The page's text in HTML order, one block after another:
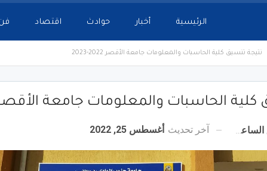
الرئيسية أخبار حوادث اقتصاد
نتيجة تنسيق كلية الحاسبات والمعلومات جامعة الأقصر 2022-2023
الحاسبات والمعلومات جامعة الأقصر 2022-
برس آخر تحديث أغسطس 25, 2022